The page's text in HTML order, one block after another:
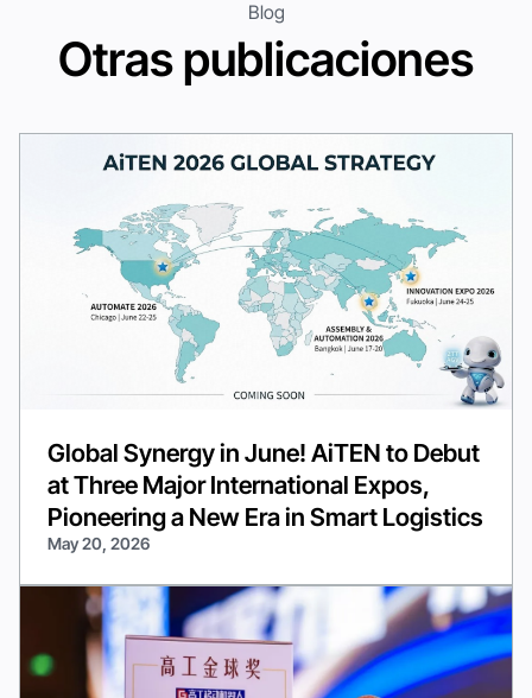
Blog
Otras publicaciones
Global Synergy in June! AiTEN to Debut
at Three Major International Expos,
Pioneering a New Era in Smart Logistics
May 20, 2026